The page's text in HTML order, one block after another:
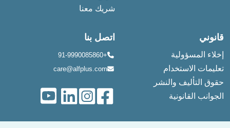
شريك معنا
قانوني
إخلاء المسؤولية
تعليمات الاستخدام
حقوق التأليف والنشر
الجوانب القانونية
اتصل بنا
+91-9990085860
care@alfplus.com